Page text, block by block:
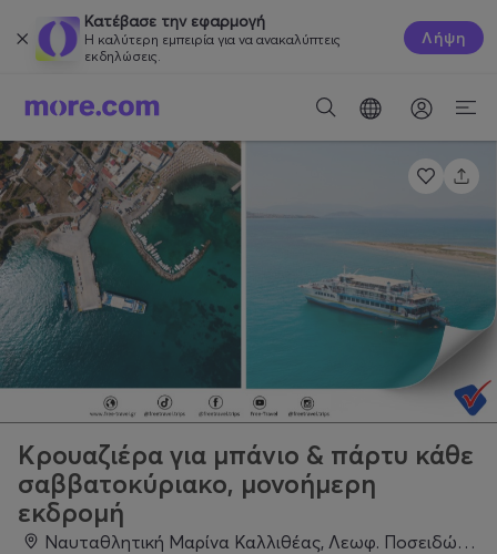
Κατέβασε την εφαρμογή
Η καλύτερη εμπειρία για να ανακαλύπτεις
εκδηλώσεις.
Λήψη
Κρουαζιέρα για μπάνιο & πάρτυ κάθε
σαββατοκύριακο, μονοήμερη
εκδρομή
Ναυταθλητική Μαρίνα Καλλιθέας, Λεωφ. Ποσειδώνος 20, Καλλιθέα 176 74, Καλλιθέα